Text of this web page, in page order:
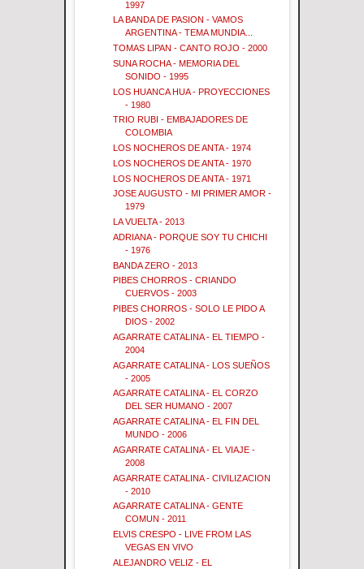
1997
LA BANDA DE PASION - VAMOS
ARGENTINA - TEMA MUNDIA...
TOMAS LIPAN - CANTO ROJO - 2000
SUNA ROCHA - MEMORIA DEL
SONIDO - 1995
LOS HUANCA HUA - PROYECCIONES
- 1980
TRIO RUBI - EMBAJADORES DE
COLOMBIA
LOS NOCHEROS DE ANTA - 1974
LOS NOCHEROS DE ANTA - 1970
LOS NOCHEROS DE ANTA - 1971
JOSE AUGUSTO - MI PRIMER AMOR -
1979
LA VUELTA - 2013
ADRIANA - PORQUE SOY TU CHICHI
- 1976
BANDA ZERO - 2013
PIBES CHORROS - CRIANDO
CUERVOS - 2003
PIBES CHORROS - SOLO LE PIDO A
DIOS - 2002
AGARRATE CATALINA - EL TIEMPO -
2004
AGARRATE CATALINA - LOS SUEÑOS
- 2005
AGARRATE CATALINA - EL CORZO
DEL SER HUMANO - 2007
AGARRATE CATALINA - EL FIN DEL
MUNDO - 2006
AGARRATE CATALINA - EL VIAJE -
2008
AGARRATE CATALINA - CIVILIZACION
- 2010
AGARRATE CATALINA - GENTE
COMUN - 2011
ELVIS CRESPO - LIVE FROM LAS
VEGAS EN VIVO
ALEJANDRO VELIZ - EL